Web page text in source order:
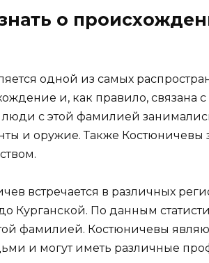
о
одной из самых
и, как правило,
люди с этой фамилией
и оружие. Также Костюничевы
встречается в различных
Курганской. По данным
фамилией. Костюничевы
и могут иметь различные